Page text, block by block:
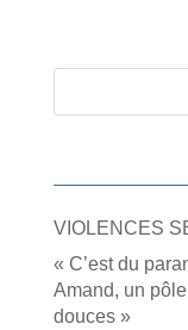
VIOLENCES
« C’est du
Amand, un
douces »